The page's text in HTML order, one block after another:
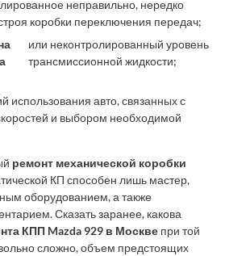
неправильно, нередко
коробки переключения передач;
или неконтролированный уровень
трансмиссионной жидкости;
использования авто, связанных с
и выбором необходимой
ремонт механической коробки
КП способен лишь мастер,
оборудованием, а также
Сказать заранее, какова
КПП Mazda 929 в Москве при той
сложно, объем предстоящих